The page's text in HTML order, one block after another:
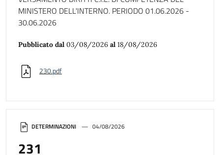
DETERMINAZIONI 04/08/2026
231
MINISTERO DELL'INTERNO. PERIODO 01.06.2026 -
30.06.2026
Pubblicato dal 03/08/2026 al 18/08/2026
230.pdf